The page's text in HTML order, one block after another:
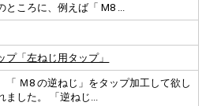
ところに、例えば「 M8 ...
プ「左ねじ用タップ」
「 Ｍ8 の逆ねじ」をタップ加工して欲し
ました。 「逆ねじ...